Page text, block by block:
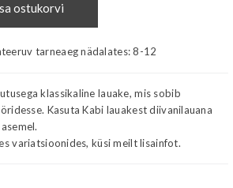
ostukorvi
tarneaeg nädalates:8-12
klassikaline lauake, mis sobib
Kasuta Kabi lauakest diivanilauana
variatsioonides, küsi meilt lisainfot.